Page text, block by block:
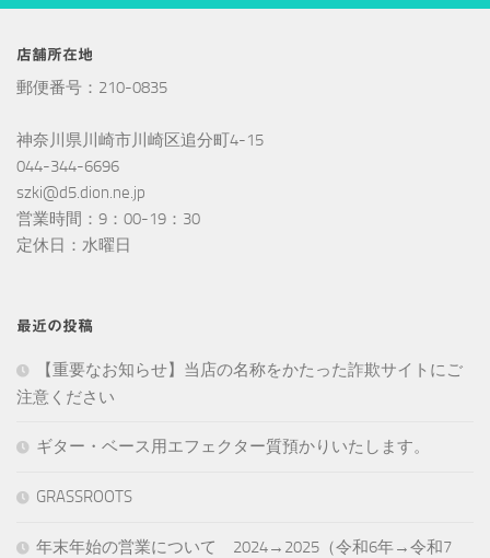
店舗所在地
郵便番号：210-0835
神奈川県川崎市川崎区追分町4-15
044-344-6696
szki@d5.dion.ne.jp
営業時間：9：00-19：30
定休日：水曜日
最近の投稿
【重要なお知らせ】当店の名称をかたった詐欺サイトにご
注意ください
ギター・ベース用エフェクター質預かりいたします。
GRASSROOTS
年末年始の営業について 2024→2025（令和6年→令和7